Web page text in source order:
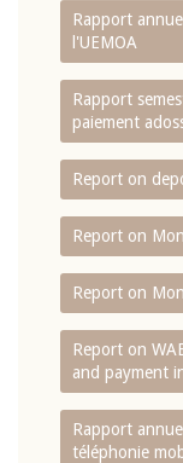
Rapport
l'UEMOA
Rapport
paiement
Report on
Report on
Report on
Report on
and payment
Rapport
téléphonie